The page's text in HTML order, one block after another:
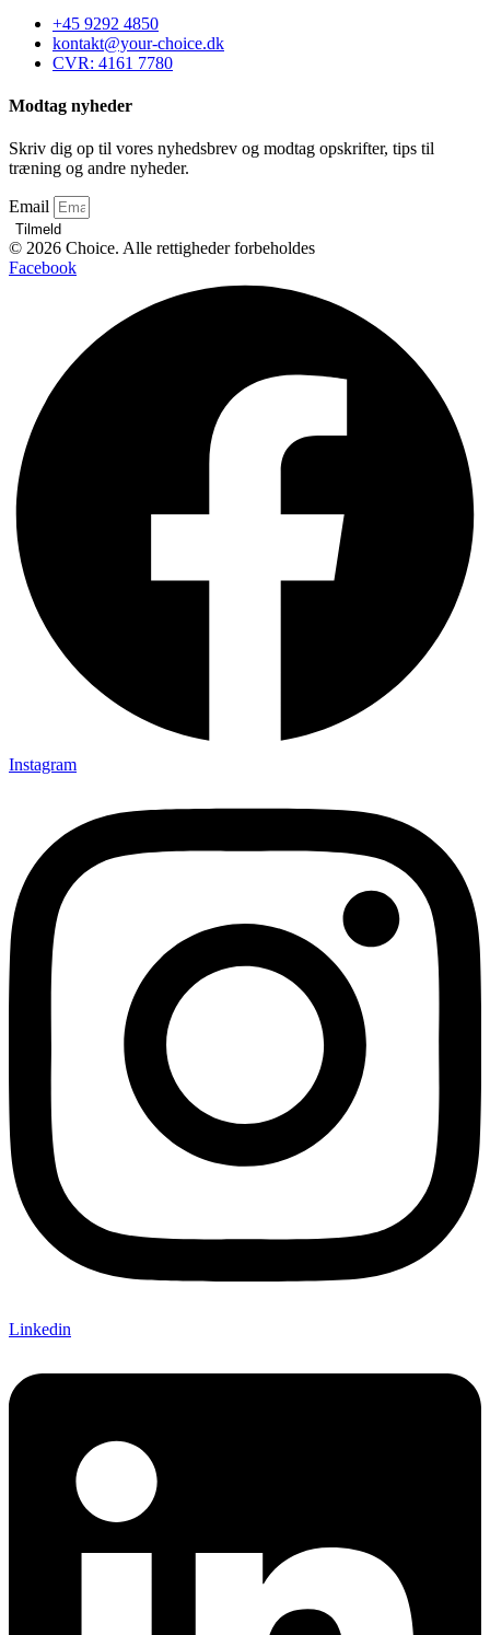
+45 9292 4850
kontakt@your-choice.dk
CVR: 4161 7780
Modtag nyheder
Skriv dig op til vores nyhedsbrev og modtag opskrifter, tips til
træning og andre nyheder.
Email
Tilmeld
© 2026 Choice. Alle rettigheder forbeholdes
Facebook
Instagram
Linkedin